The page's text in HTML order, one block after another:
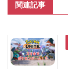
関連記事